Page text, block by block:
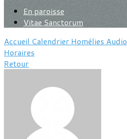
En paroisse
Vitae Sanctorum
Accueil Calendrier Homélies Audio
Horaires
Retour